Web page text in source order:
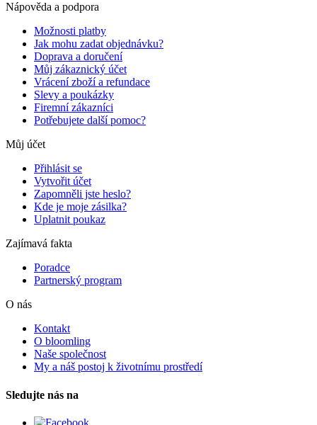
Nápověda a podpora
Možnosti platby
Jak mohu zadat objednávku?
Doprava a doručení
Můj zákaznický účet
Vrácení zboží a refundace
Slevy a poukázky
Firemní zákazníci
Potřebujete další pomoc?
Můj účet
Přihlásit se
Vytvořit účet
Zapomněli jste heslo?
Kde je moje zásilka?
Uplatnit poukaz
Zajímavá fakta
Poradce
Partnerský program
O nás
Kontakt
O bloomling
Naše společnost
My a náš postoj k životnímu prostředí
Sledujte nás na